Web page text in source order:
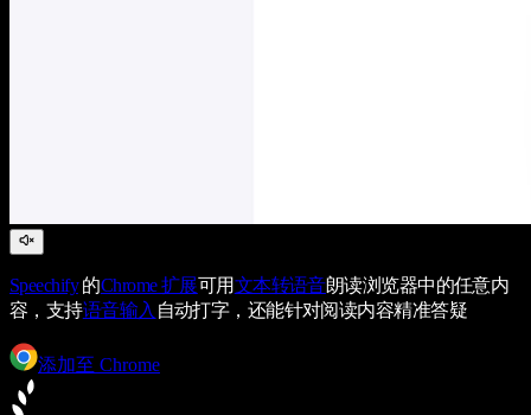
Speechify的Chrome 扩展可用文本转语音朗读浏览器中的任意内
容，支持语音输入 自动打字，还能针对阅读内容精准答疑
添加至 Chrome